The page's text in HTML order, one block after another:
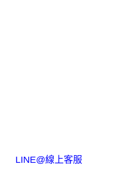
LINE@線上客服